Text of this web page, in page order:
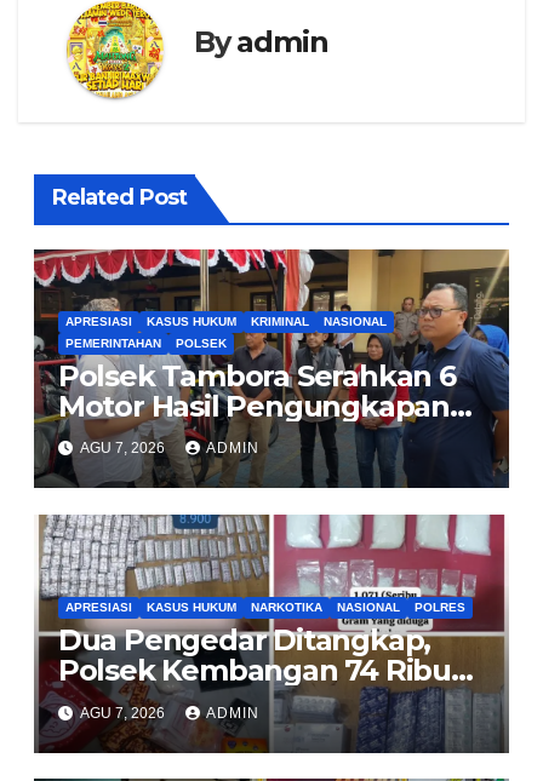
Byadmin
Related Post
APRESIASI KASUS HUKUM KRIMINAL
NASIONAL
PEMERINTAHAN
POLSEK
Polsek Tambora Serahkan 6
Motor Hasil Pengungkapan
Kasus Curanmor Kepada
Pemilik Yang sah
AGU 7, 2026 ADMIN
APRESIASI KASUS HUKUM NARKOTIKA NASIONAL POLRES
Dua Pengedar Ditangkap,
Polsek Kembangan 74 Ribu
Obat Keras, Sabu Hingga
Puluhan Vape Etomidate
Diamankan
AGU 7, 2026 ADMIN